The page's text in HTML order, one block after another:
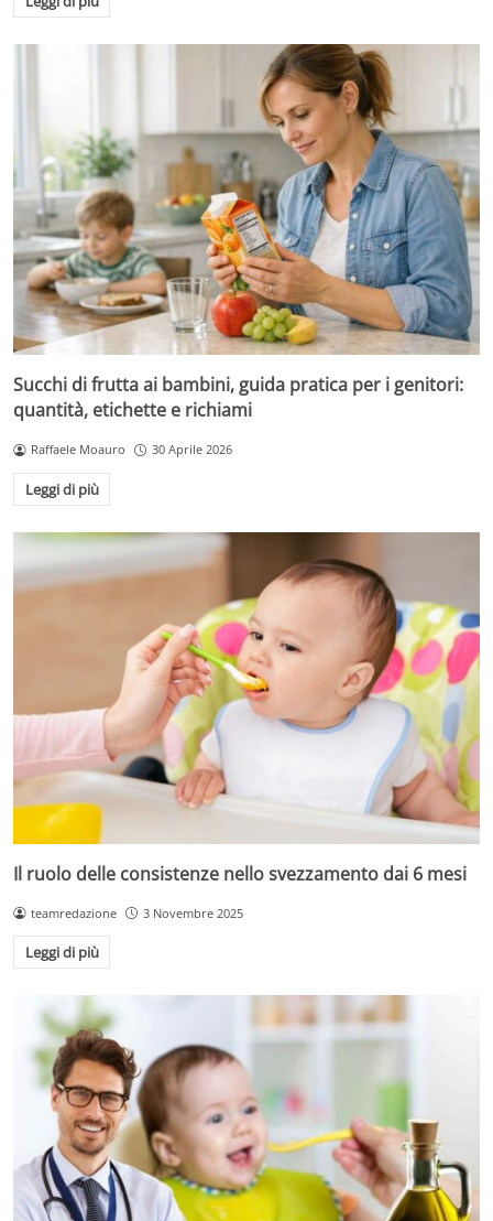
Succhi di frutta ai bambini, guida pratica per i genitori:
quantità, etichette e richiami
Raffaele Moauro 30 Aprile 2026
Leggi di più
Il ruolo delle consistenze nello svezzamento dai 6 mesi
teamredazione 3 Novembre 2025
Leggi di più